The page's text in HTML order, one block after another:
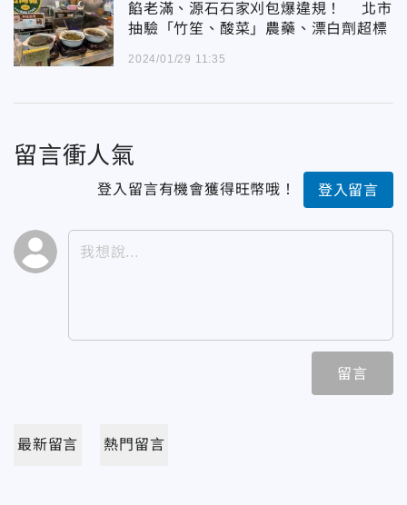
餡老滿、源石石家刈包爆違規！ 北市
抽驗「竹笙、酸菜」農藥、漂白劑超標
2024/01/29 11:35
留言衝人氣
登入留言有機會獲得旺幣哦！ 登入留言
留言
最新留言 熱門留言